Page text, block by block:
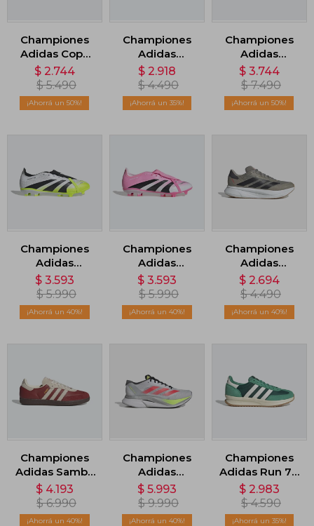
Championes
Adidas Copa
Pure 2 League
Terreno Firme
- Multicolor
$ 2.744
$ 5.490
50
Championes
Adidas
Gamecourt 2.0
- Blanco
$ 2.918
$ 4.490
35
Championes
Adidas
Rapidmove
ADV 2 - Verde
$ 3.744
$ 7.490
50
Championes
Adidas
Predator
League
Lengüeta
Plegable -
$ 3.593
$ 5.990
40
Championes
Adidas
Predator
League
Lengüeta
Plegable -
$ 3.593
$ 5.990
40
Championes
Adidas
Duramo SL 2 -
Gris
$ 2.694
$ 4.490
40
Championes
Adidas Samba
OG - Rojo
$ 4.193
$ 6.990
40
Championes
Adidas
Adizero
Boston 12 -
Gris
$ 5.993
$ 9.990
40
Championes
Adidas Run 72
- Verde
$ 2.983
$ 4.590
35